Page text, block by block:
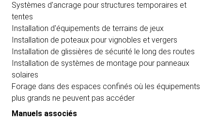
Systèmes d'ancrage pour structures temporaires et
tentes
Installation d'équipements de terrains de jeux
Installation de poteaux pour vignobles et vergers
Installation de glissières de sécurité le long des routes
Installation de systèmes de montage pour panneaux
solaires
Forage dans des espaces confinés où les équipements
plus grands ne peuvent pas accéder
Manuels associés